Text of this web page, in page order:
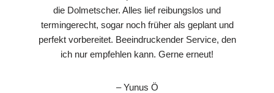
die Dolmetscher. Alles lief reibungslos und
termingerecht, sogar noch früher als geplant und
perfekt vorbereitet. Beeindruckender Service, den
ich nur empfehlen kann. Gerne erneut!
– Yunus Ö